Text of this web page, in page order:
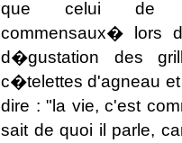
que celui de
commensaux� lors
d�gustation des
c�telettes d'agneau
dire : "la vie, c'est
sait de quoi il parle,